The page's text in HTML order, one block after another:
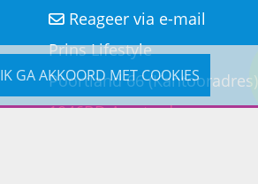
IK GA AKKOORD MET COOKIES
Reageer via e-mail
Prins Lifestyle
Poortland 66 (Kantooradres)
1046BD Amsterdam